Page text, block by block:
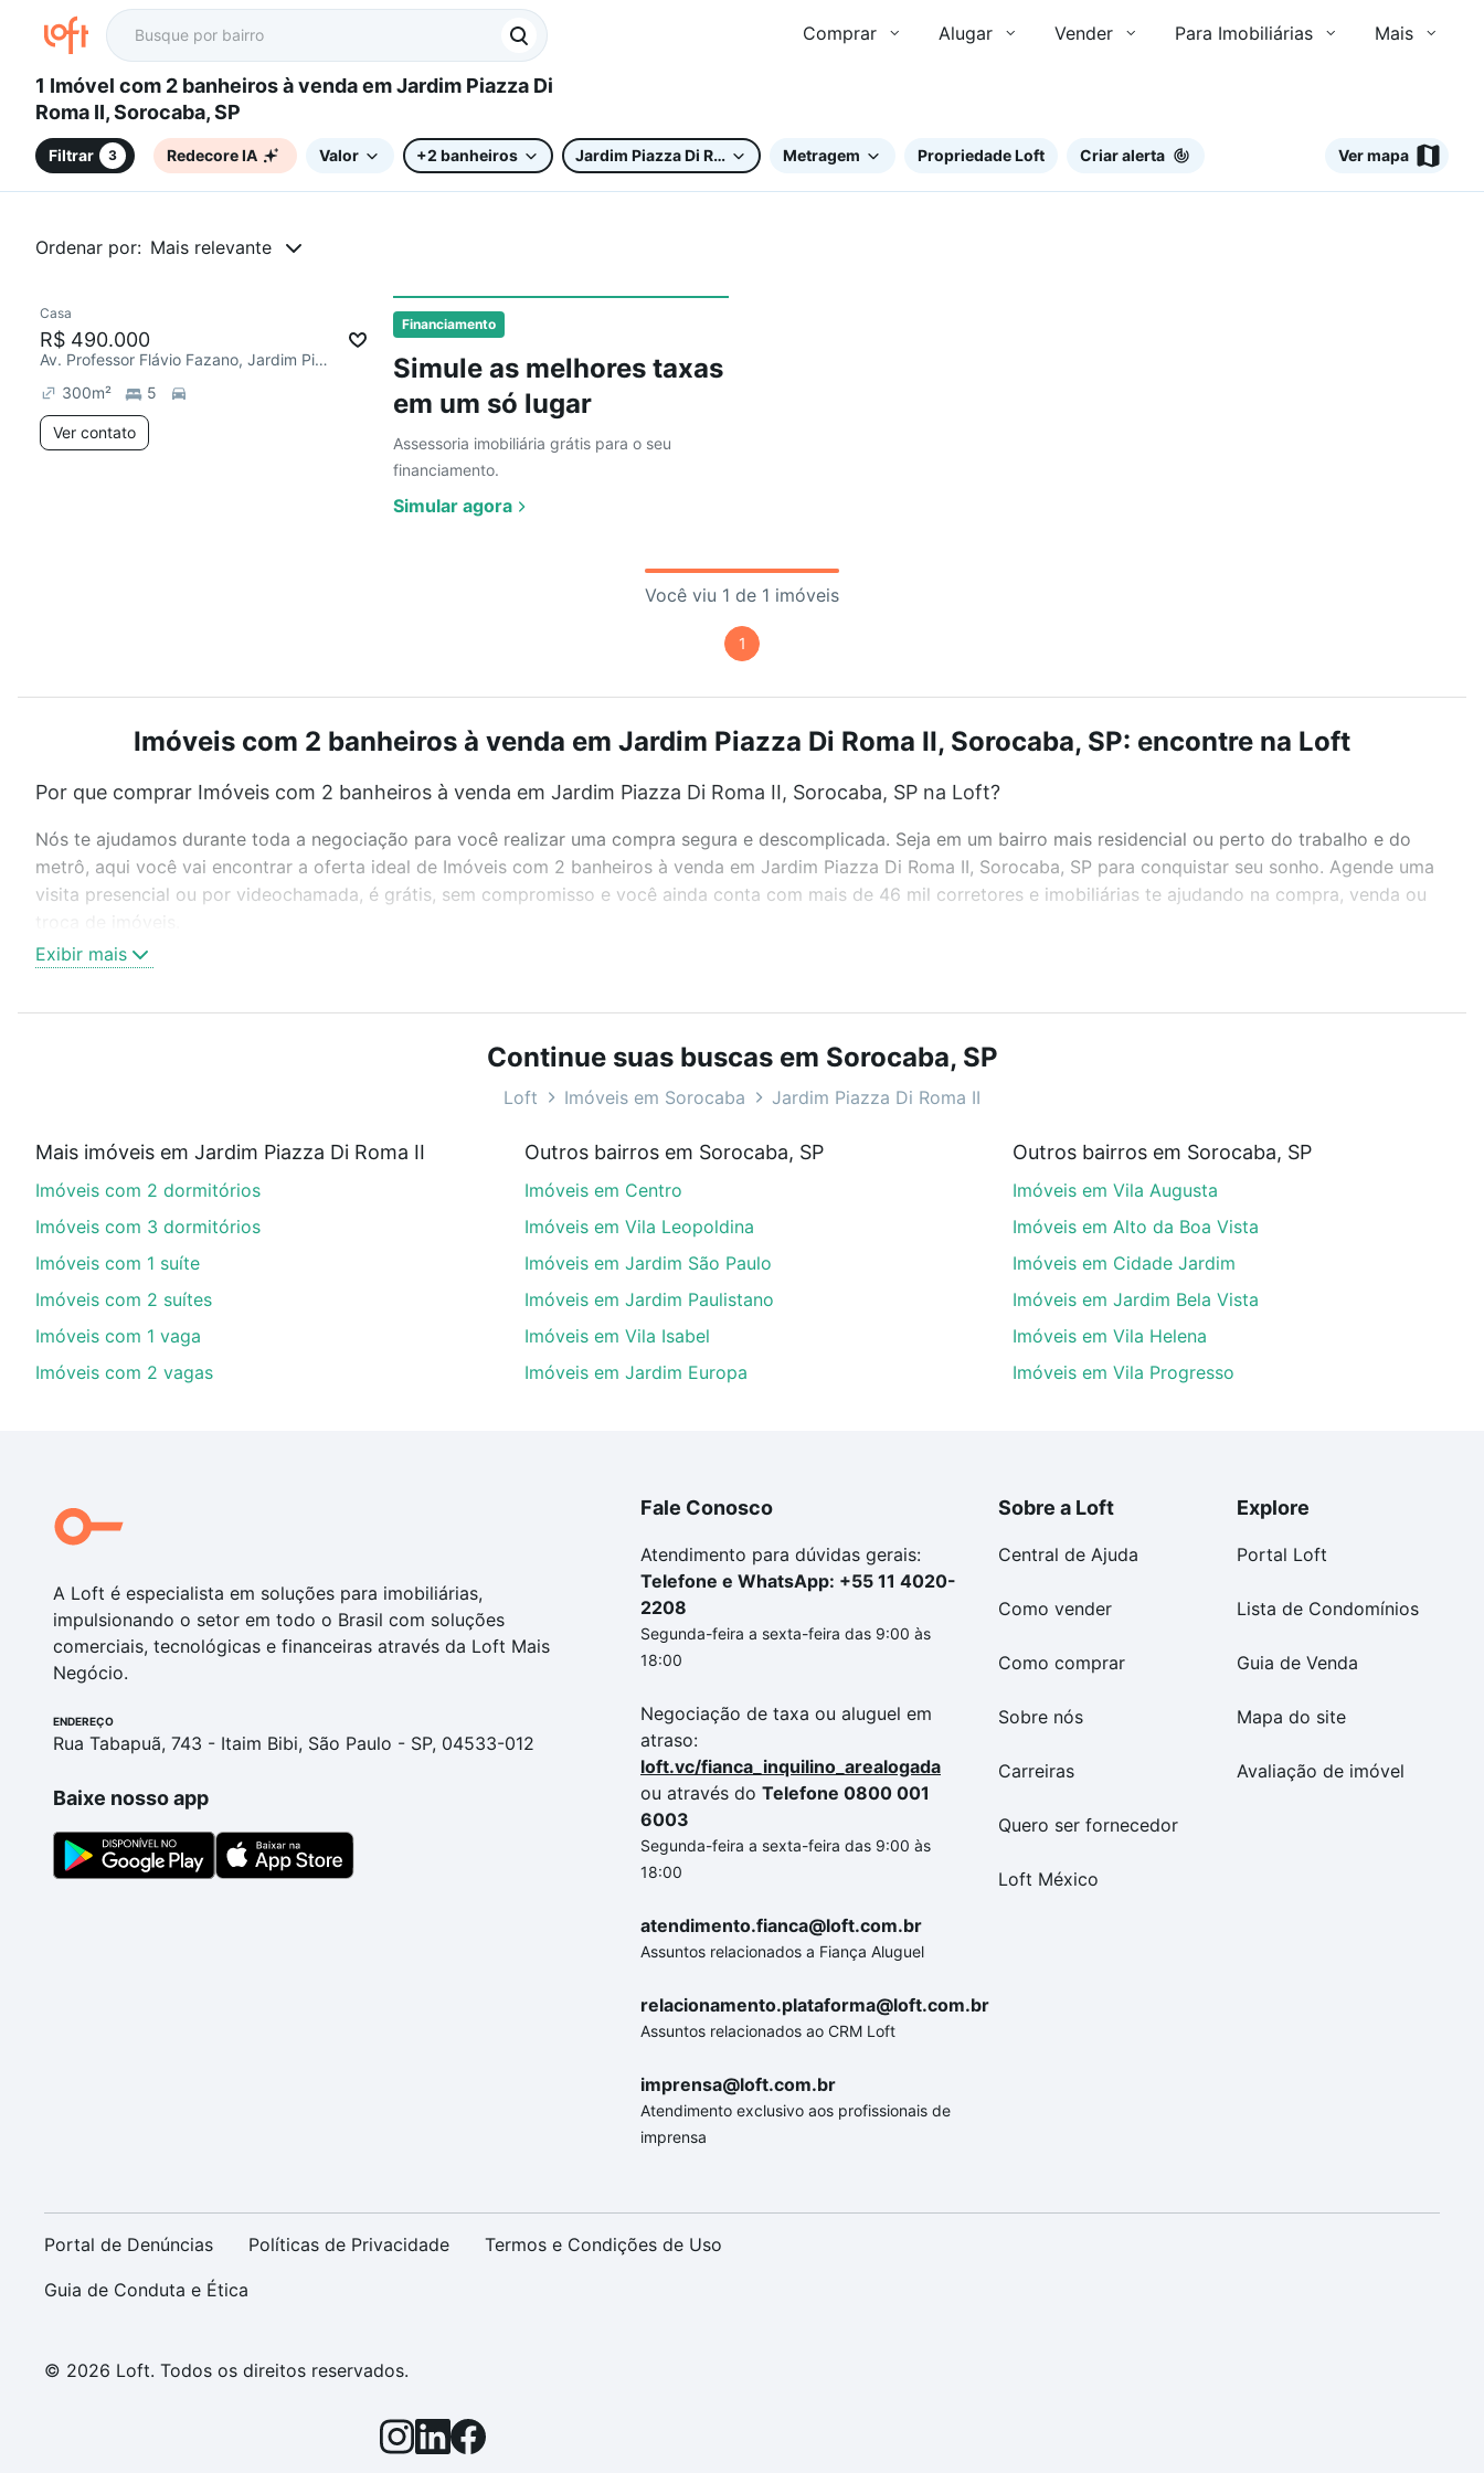
Comprar Alugar Vender Para Imobiliárias Mais
1 Imóvel com 2 banheiros à venda em Jardim Piazza Di
Roma II, Sorocaba, SP
Filtrar 3 Redecore IA Valor +2 banheiros Jardim Piazza Di Roma II Metragem Propriedade Loft Criar alerta Ver mapa
Ordenar por: Mais relevante
Financiamento
Simule as melhores taxas
em um só lugar
Assessoria imobiliária grátis para o seu
financiamento.
Simular agora
Casa
R$ 490.000
Av. Professor Flávio Fazano, Jardim Piazza di Roma
300m² 5
Ver contato
Você viu 1 de 1 imóveis
1
Imóveis com 2 banheiros à venda em Jardim Piazza Di Roma II, Sorocaba, SP: encontre na Loft
Por que comprar Imóveis com 2 banheiros à venda em Jardim Piazza Di Roma II, Sorocaba, SP na Loft?
Nós te ajudamos durante toda a negociação para você realizar uma compra segura e descomplicada. Seja em um bairro mais residencial ou perto do trabalho e do
metrô, aqui você vai encontrar a oferta ideal de Imóveis com 2 banheiros à venda em Jardim Piazza Di Roma II, Sorocaba, SP para conquistar seu sonho. Agende uma
visita presencial ou por videochamada, é grátis, sem compromisso e você ainda conta com mais de 46 mil corretores e imobiliárias te ajudando na compra, venda ou
Como escolher um imóvel?
Use barra de busca no topo para pesquisar por ruas, bairros e até condomínios favoritos. Você também pode usar os filtros como quantidade de quartos, suítes, com
ou sem vaga de garagem para combinar perfeitamente com o preço, metragem e comodidades, como piscina, academia, salão de festas ou área verde e encontrar
Imóveis com 2 banheiros à venda em Jardim Piazza Di Roma II, Sorocaba, SP ideal para você na Loft.
Aqui na Loft temos a oferta ideal para você, com Imóveis com 2 banheiros à venda em Jardim Piazza Di Roma II, Sorocaba, SP que custam a partir de R$ 0 e com
nossas opções de financiamento imobiliário as parcelas podem se adequar ao seu orçamento. Se ainda tem alguma dúvida dos custos envolvidos no processo de
compra, veja em nosso portal
quanto custa comprar um apartamento e conte com a gente para comprar o imóvel dos seus sonhos com segurança e conforto. Loft,
Exibir mais
Continue suas buscas em Sorocaba, SP
Loft Imóveis em Sorocaba Jardim Piazza Di Roma II
Mais imóveis em Jardim Piazza Di Roma II
Imóveis com 2 dormitórios
Imóveis com 3 dormitórios
Imóveis com 1 suíte
Imóveis com 2 suítes
Imóveis com 1 vaga
Imóveis com 2 vagas
Outros bairros em Sorocaba, SP
Imóveis em Centro
Imóveis em Vila Leopoldina
Imóveis em Jardim São Paulo
Imóveis em Jardim Paulistano
Imóveis em Vila Isabel
Imóveis em Jardim Europa
Outros bairros em Sorocaba, SP
Imóveis em Vila Augusta
Imóveis em Alto da Boa Vista
Imóveis em Cidade Jardim
Imóveis em Jardim Bela Vista
Imóveis em Vila Helena
Imóveis em Vila Progresso
A Loft é especialista em soluções para imobiliárias,
impulsionando o setor em todo o Brasil com soluções
comerciais, tecnológicas e financeiras através da Loft Mais
Negócio.
ENDEREÇO
Rua Tabapuã, 743 - Itaim Bibi, São Paulo - SP, 04533-012
Baixe nosso app
Fale Conosco
Atendimento para dúvidas gerais:
Telefone e WhatsApp: +55 11 4020-
2208
Segunda-feira a sexta-feira das 9:00 às
18:00
Negociação de taxa ou aluguel em
atraso:
loft.vc/fianca_inquilino_arealogada
ou através do Telefone 0800 001
6003
Segunda-feira a sexta-feira das 9:00 às
18:00
atendimento.fianca@loft.com.br
Assuntos relacionados a Fiança Aluguel
relacionamento.plataforma@loft.com.br
Assuntos relacionados ao CRM Loft
imprensa@loft.com.br
Atendimento exclusivo aos profissionais de
imprensa
Sobre a Loft
Central de Ajuda
Como vender
Como comprar
Sobre nós
Carreiras
Quero ser fornecedor
Loft México
Explore
Portal Loft
Lista de Condomínios
Guia de Venda
Mapa do site
Avaliação de imóvel
Portal de Denúncias Políticas de Privacidade Termos e Condições de Uso
Guia de Conduta e Ética
© 2026 Loft. Todos os direitos reservados.